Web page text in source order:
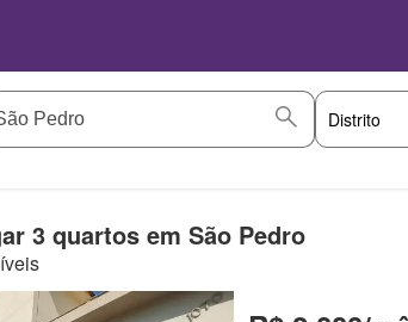
3 quartos em São Pedro